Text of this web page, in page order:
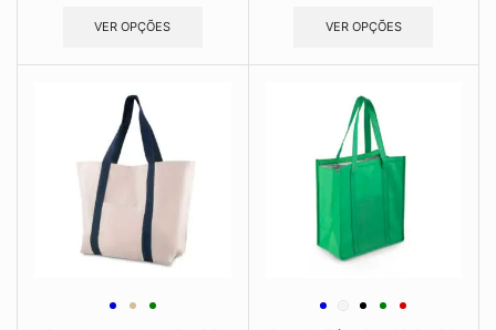
VER OPÇÕES VER OPÇÕES